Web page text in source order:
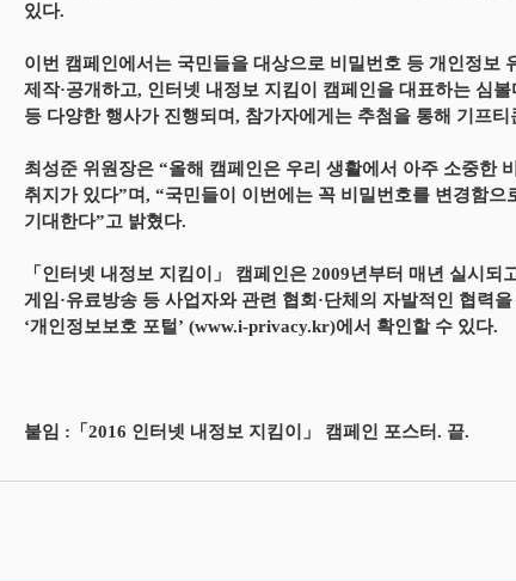
있다.
이번 캠페인에서는 국민들을 대상으로 비밀번호 등 개인정보
제작·공개하고, 인터넷 내정보 지킴이 캠페인을 대표하는 심
등 다양한 행사가 진행되며, 참가자에게는 추첨을 통해 기프
최성준 위원장은 “올해 캠페인은 우리 생활에서 아주 소중한
취지가 있다”며, “국민들이 이번에는 꼭 비밀번호를 변경함
기대한다”고 밝혔다.
「인터넷 내정보 지킴이」 캠페인은 2009년부터 매년 실시
게임·유료방송 등 사업자와 관련 협회·단체의 자발적인 협력
‘개인정보보호 포털’ (www.i-privacy.kr)에서 확인할 수 있다.
붙임 :「2016 인터넷 내정보 지킴이」 캠페인 포스터. 끝.